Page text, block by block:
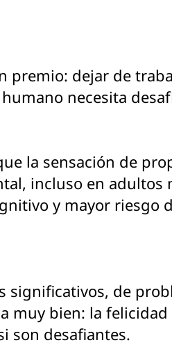
dejar de
necesita
la sensación de
incluso en adultos
y mayor riesgo
significativos, de
muy bien: la
son desafiantes.